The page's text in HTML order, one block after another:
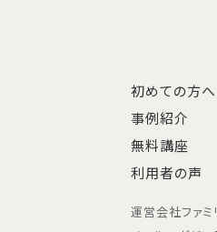
初めての方へ
事例紹介
無料講座
利用者の声
運営会社ファ